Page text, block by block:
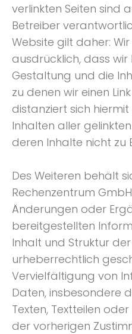
verlinkten Seiten sind
Betreiber
Website gilt daher:
ausdrücklich, dass wir
Gestaltung und die
zu denen wir einen
distanziert sich
Inhalten aller
deren Inhalte nicht zu
Des Weiteren behält
Rechenzentrum
Änderungen oder
bereitgestellten
Inhalt und Struktur
urheberrechtlich
Vervielfältigung von
Daten, insbesondere
Texten, Textteilen
der vorherigen